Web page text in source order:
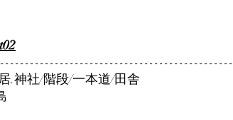
.神社/階段/一本道/田舎